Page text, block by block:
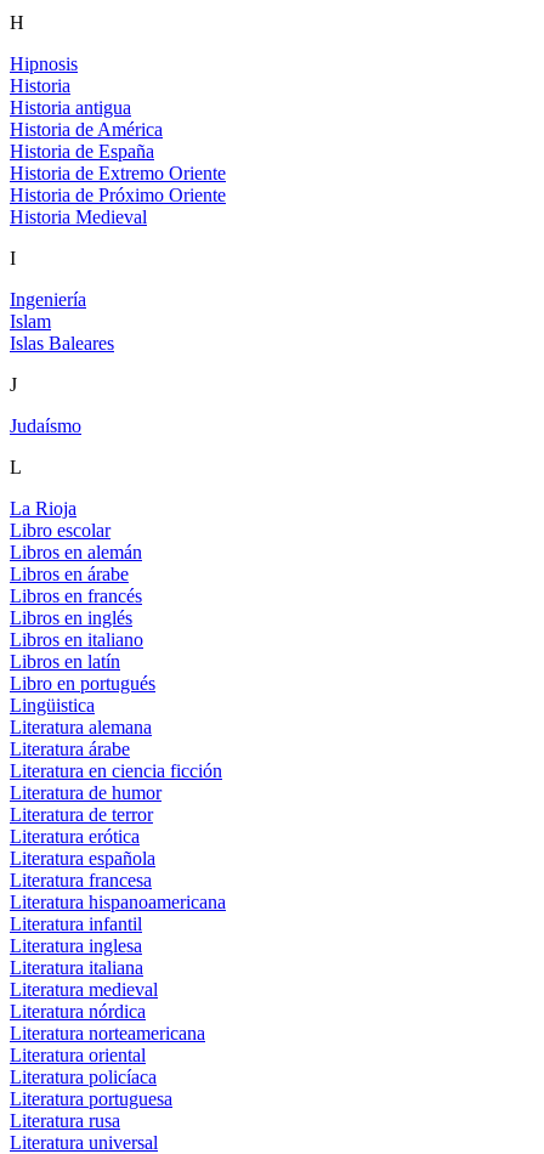
H
Hipnosis
Historia
Historia antigua
Historia de América
Historia de España
Historia de Extremo Oriente
Historia de Próximo Oriente
Historia Medieval
I
Ingeniería
Islam
Islas Baleares
J
Judaísmo
L
La Rioja
Libro escolar
Libros en alemán
Libros en árabe
Libros en francés
Libros en inglés
Libros en italiano
Libros en latín
Libro en portugués
Lingüistica
Literatura alemana
Literatura árabe
Literatura en ciencia ficción
Literatura de humor
Literatura de terror
Literatura erótica
Literatura española
Literatura francesa
Literatura hispanoamericana
Literatura infantil
Literatura inglesa
Literatura italiana
Literatura medieval
Literatura nórdica
Literatura norteamericana
Literatura oriental
Literatura policíaca
Literatura portuguesa
Literatura rusa
Literatura universal